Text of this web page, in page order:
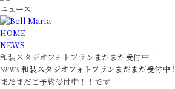
ニュース
HOME
NEWS
和装スタジオフォトプランまだまだ受付中！
NEWS和装スタジオフォトプランまだまだ受付中！
まだまだご予約受付中！！です